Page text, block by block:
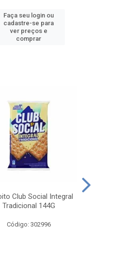
Faça seu login ou
cadastre-se para
ver preços e
comprar
Club Social Integral
Tradicional 144G
Código: 302996